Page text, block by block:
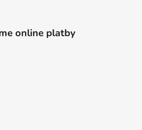
online platby